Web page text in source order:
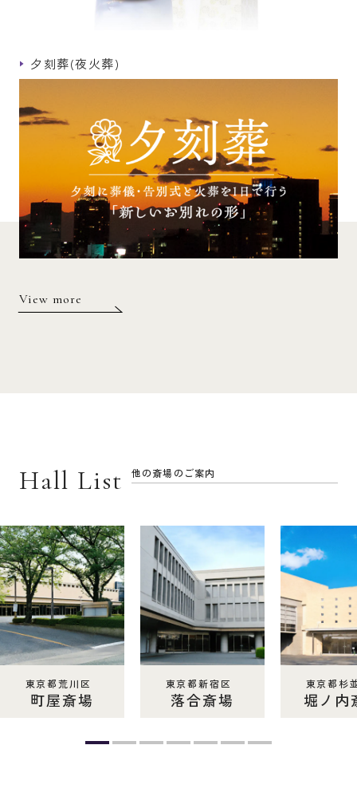
夕刻葬(夜火葬)
View more
Hall List 他の斎場のご案内
東京都荒川区
町屋斎場
東京都新宿区
落合斎場
東京都杉
堀ノ内